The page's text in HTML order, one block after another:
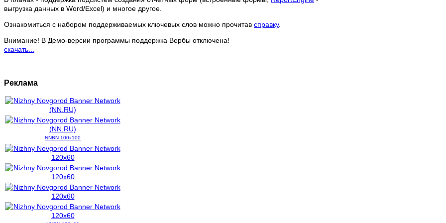
выгрузка данных в Word/Excel) и многое другое.
Ознакомиться с набором поддерживаемых ключевых слов можно прочитав справку.
Внимание! В Демо-версии программы поддержка Вербы отключена!
скачать...
Реклама
NNBN 100x100